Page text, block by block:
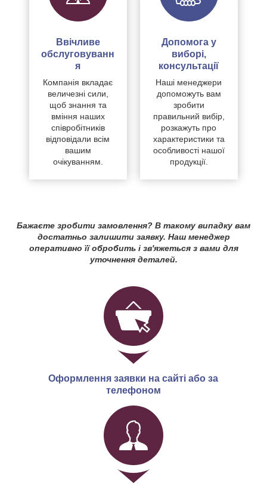
Ввічливе
обслуговуванн
я
Компанія вкладає
величезні сили,
щоб знання та
вміння наших
співробітників
відповідали всім
вашим
очікуванням.
Допомога у
виборі,
консультації
Наші менеджери
допоможуть вам
зробити
правильний вибір,
розкажуть про
характеристики та
особливості нашої
продукції.
Бажаєте зробити замовлення? В такому випадку вам
достатньо залишити заявку. Наш менеджер
оперативно її обробить і зв'яжеться з вами для
уточнення деталей.
Оформлення заявки на сайті або за
телефоном